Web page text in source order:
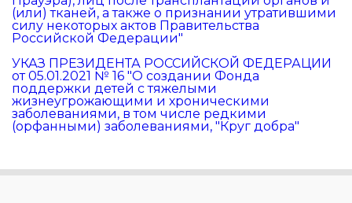
(или) тканей, а также о признании утратившими
силу некоторых актов Правительства
Российской Федерации"
УКАЗ ПРЕЗИДЕНТА РОССИЙСКОЙ ФЕДЕРАЦИИ
от 05.01.2021 № 16 "О создании Фонда
поддержки детей с тяжелыми
жизнеугрожающими и хроническими
заболеваниями, в том числе редкими
(орфанными) заболеваниями, "Круг добра"